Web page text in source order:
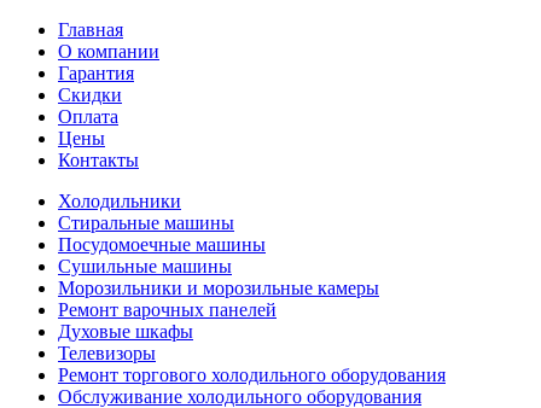
Главная
О компании
Гарантия
Скидки
Оплата
Цены
Контакты
Холодильники
Стиральные машины
Посудомоечные машины
Сушильные машины
Морозильники и морозильные камеры
Ремонт варочных панелей
Духовые шкафы
Телевизоры
Ремонт торгового холодильного оборудования
Обслуживание холодильного оборудования